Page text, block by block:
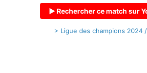
▶ Rechercher ce match sur
> Ligue des champions 2024